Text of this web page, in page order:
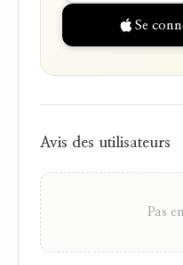
Se
Avis des utilisateurs
Pas